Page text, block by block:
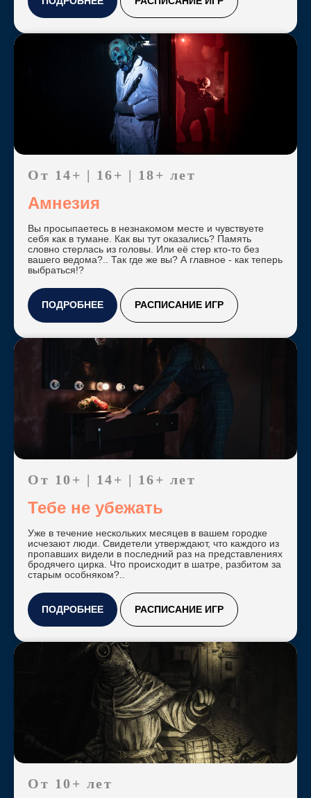
От 14+ | 16+ | 18+ лет
Амнезия
Вы просыпаетесь в незнакомом месте и чувствуете
себя как в тумане. Как вы тут оказались? Память
словно стерлась из головы. Или её стер кто-то без
вашего ведома?.. Так где же вы? А главное - как теперь
выбраться!?
ПОДРОБНЕЕ РАСПИСАНИЕ ИГР
От 10+ | 14+ | 16+ лет
Тебе не убежать
Уже в течение нескольких месяцев в вашем городке
исчезают люди. Свидетели утверждают, что каждого из
пропавших видели в последний раз на представлениях
бродячего цирка. Что происходит в шатре, разбитом за
старым особняком?..
ПОДРОБНЕЕ РАСПИСАНИЕ ИГР
От 10+ лет